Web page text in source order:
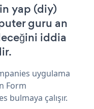
yap (diy)
guru an
iddia
uygulama
Form
bulmaya çalışır.